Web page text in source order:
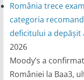
România trece
categoria
deficitului a
2026
Moody’s a
României la Baa3,